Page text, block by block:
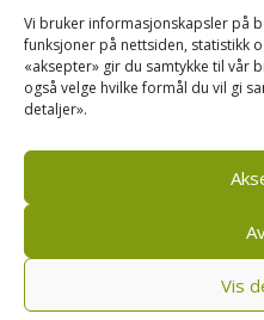
Vi bruker informasjonskapsler på
funksjoner på nettsiden, statistikk
«aksepter» gir du samtykke til vår
også velge hvilke formål du vil gi
detaljer».
Vis
Kusignal
Bondevennen SA, Pb